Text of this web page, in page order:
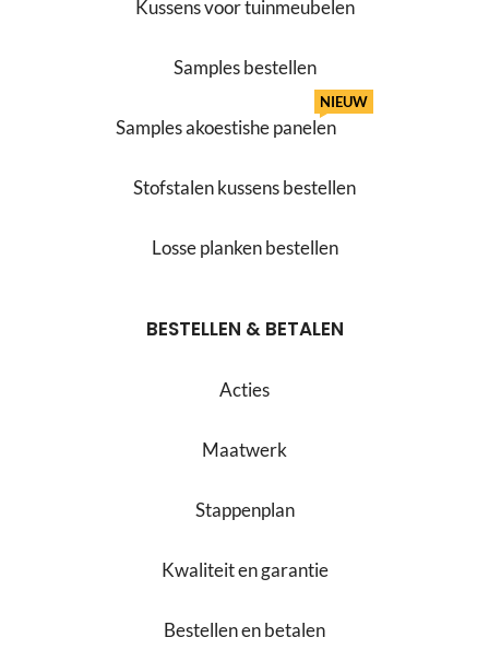
Kussens voor tuinmeubelen
Samples bestellen
Samples akoestishe panelen
NIEUW
Stofstalen kussens bestellen
Losse planken bestellen
BESTELLEN & BETALEN
Acties
Maatwerk
Stappenplan
Kwaliteit en garantie
Bestellen en betalen